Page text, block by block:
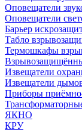
Оповещатели
Оповещатели
Барьер
Табло
Термошкафы
Извещатели
Извещатели
Приборы
ЯКНО
КРУ